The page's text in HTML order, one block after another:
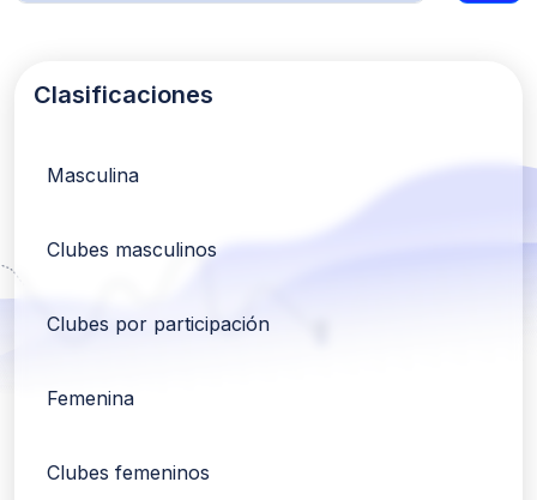
Clasificaciones
Masculina
Clubes masculinos
Clubes por participación
Femenina
Clubes femeninos